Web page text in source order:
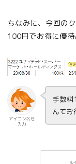
ちなみに、今回の
100円でお得に優待
アイコン名を
入力
手数
んてお